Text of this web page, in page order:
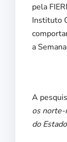
pela
Instituto
a
A
os
do Estado